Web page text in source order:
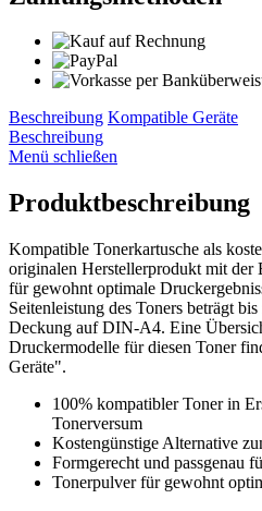
Beschreibung Kompatible Geräte
Beschreibung
Menü schließen
Produktbeschreibung
Kompatible Tonerkartusche als
originalen Herstellerprodukt mit der
für gewohnt optimale
Seitenleistung des Toners beträgt
Deckung auf DIN-A4. Eine
Druckermodelle für diesen Toner
Geräte".
100% kompatibler Toner in
Tonerversum
Kostengünstige Alternative
Formgerecht und passgenau
Tonerpulver für gewohnt